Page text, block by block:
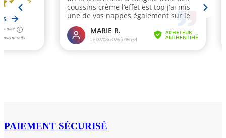
PAIEMENT SÉCURISÉ